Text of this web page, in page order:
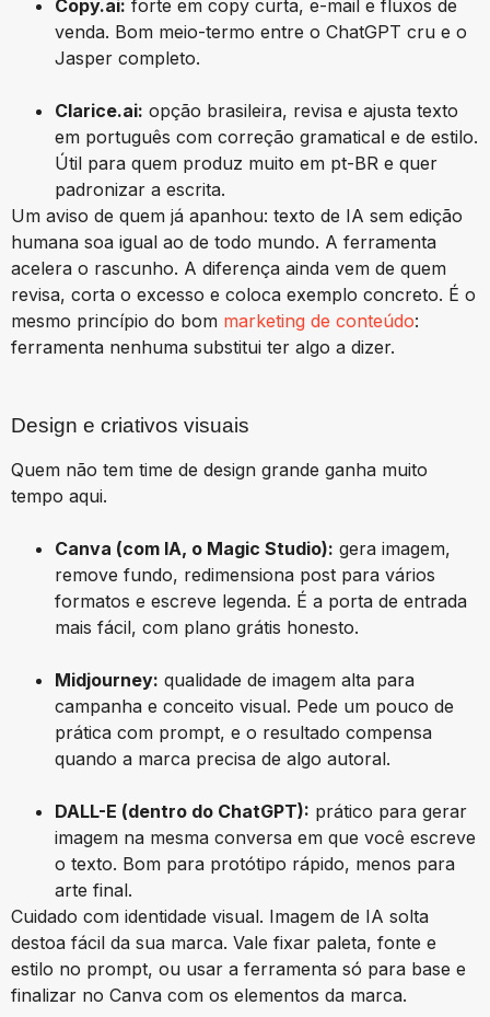
Copy.ai: forte em copy curta, e-mail e fluxos de
venda. Bom meio-termo entre o ChatGPT cru e o
Jasper completo.
Clarice.ai: opção brasileira, revisa e ajusta texto
em português com correção gramatical e de estilo.
Útil para quem produz muito em pt-BR e quer
padronizar a escrita.
Um aviso de quem já apanhou: texto de IA sem edição
humana soa igual ao de todo mundo. A ferramenta
acelera o rascunho. A diferença ainda vem de quem
revisa, corta o excesso e coloca exemplo concreto. É o
mesmo princípio do bom marketing de conteúdo:
ferramenta nenhuma substitui ter algo a dizer.
Design e criativos visuais
Quem não tem time de design grande ganha muito
tempo aqui.
Canva (com IA, o Magic Studio): gera imagem,
remove fundo, redimensiona post para vários
formatos e escreve legenda. É a porta de entrada
mais fácil, com plano grátis honesto.
Midjourney: qualidade de imagem alta para
campanha e conceito visual. Pede um pouco de
prática com prompt, e o resultado compensa
quando a marca precisa de algo autoral.
DALL-E (dentro do ChatGPT): prático para gerar
imagem na mesma conversa em que você escreve
o texto. Bom para protótipo rápido, menos para
arte final.
Cuidado com identidade visual. Imagem de IA solta
destoa fácil da sua marca. Vale fixar paleta, fonte e
estilo no prompt, ou usar a ferramenta só para base e
finalizar no Canva com os elementos da marca.